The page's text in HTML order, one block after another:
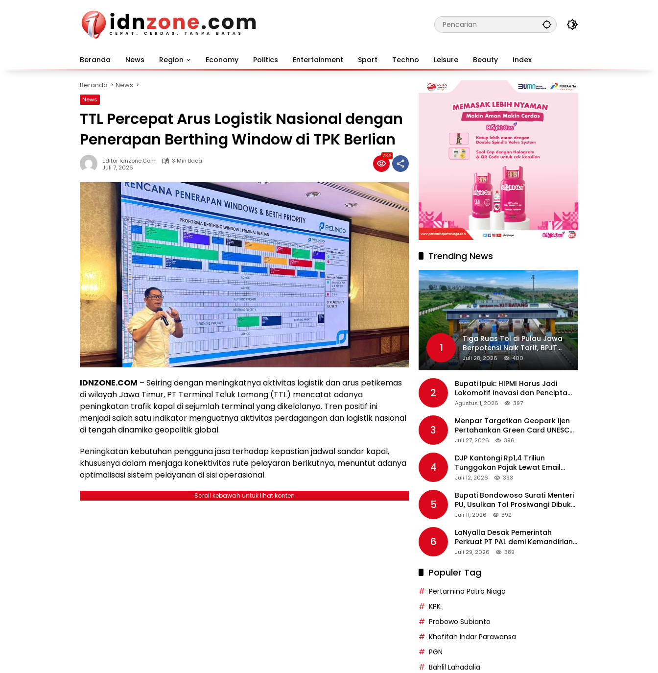
Beranda News Region Economy Politics Entertainment Sport Techno Leisure Beauty Index
Beranda News
News
TTL Percepat Arus Logistik Nasional dengan
Penerapan Berthing Window di TPK Berlian
Editor Idnzone.com
3 Min Baca
Juli 7, 2026
236
IDNZONE.COM – Seiring dengan meningkatnya aktivitas logistik dan arus petikemas
di wilayah Jawa Timur, PT Terminal Teluk Lamong (TTL) mencatat adanya
peningkatan trafik kapal di sejumlah terminal yang dikelolanya. Tren positif ini
menjadi salah satu indikator menguatnya aktivitas perdagangan dan logistik nasional
di tengah dinamika geopolitik global.
Peningkatan kebutuhan pengguna jasa terhadap kepastian jadwal sandar kapal,
khususnya dalam menjaga konektivitas rute pelayaran berikutnya, menuntut adanya
optimalisasi sistem pelayanan di sisi operasional.
Scroll kebawah untuk lihat konten
Trending News
1
Tiga Ruas Tol di Pulau Jawa
Berpotensi Naik Tarif, BPJT
Tunggu Hasil Evaluasi
Standar Pelayanan
Juli 28, 2026 400
2
Bupati Ipuk: HIPMI Harus Jadi
Lokomotif Inovasi dan Pencipta
Lapangan Kerja
Agustus 1, 2026 397
3
Menpar Targetkan Geopark Ijen
Pertahankan Green Card UNESCO
pada Revalidasi Agustus 2026
Juli 27, 2026 396
4
DJP Kantongi Rp1,4 Triliun
Tunggakan Pajak Lewat Email
Pengingat, Total Piutang Masih
Juli 12, 2026 393
5
Bupati Bondowoso Surati Menteri
PU, Usulkan Tol Prosiwangi Dibuka
Sementara
Juli 11, 2026 392
6
LaNyalla Desak Pemerintah
Perkuat PT PAL demi Kemandirian
Industri Pertahanan Maritim
Juli 29, 2026 389
Populer Tag
Pertamina Patra Niaga
KPK
Prabowo Subianto
Khofifah Indar Parawansa
PGN
Bahlil Lahadalia